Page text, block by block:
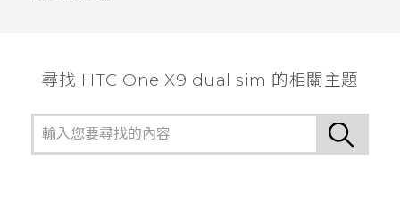
尋找 HTC One X9 dual sim 的相關主題